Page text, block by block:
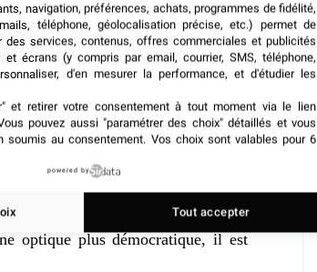
chaque team
adoptées par de grandes sociétés
ou encore des petites et moyennes
est apte à proposer un team
autres animations interactives
optique plus démocratique, il est
navigation, préférences, achats, programmes de fidélité,
téléphone, géolocalisation précise, etc.) permet de
des services, contenus, offres commerciales et publicités
écrans (y compris par email, courrier, SMS, téléphone,
d'en mesurer la performance, et d'étudier les
et retirer votre consentement à tout moment via le lien
pouvez aussi "paramétrer des choix" détaillés et vous
soumis au consentement. Vos choix sont valables pour 6
powered by
Tout accepter